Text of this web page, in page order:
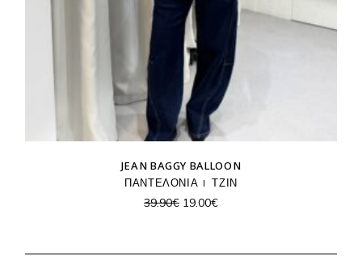
JEAN BAGGY BALLOON
ΠΑΝΤΕΛΟΝΙΑ
ΤΖΙΝ
39.90€ Original
price
19.00€Η
τρέχουσα